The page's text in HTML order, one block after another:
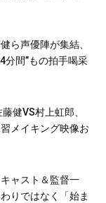
ら声優陣が集結、
分間”もの拍手喝采
健VS村上虹郎、
メイキング映像お
ャスト＆監督一
りではなく「始ま